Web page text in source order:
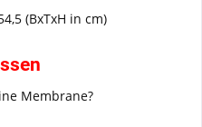
(BxTxH in cm)
Membrane?